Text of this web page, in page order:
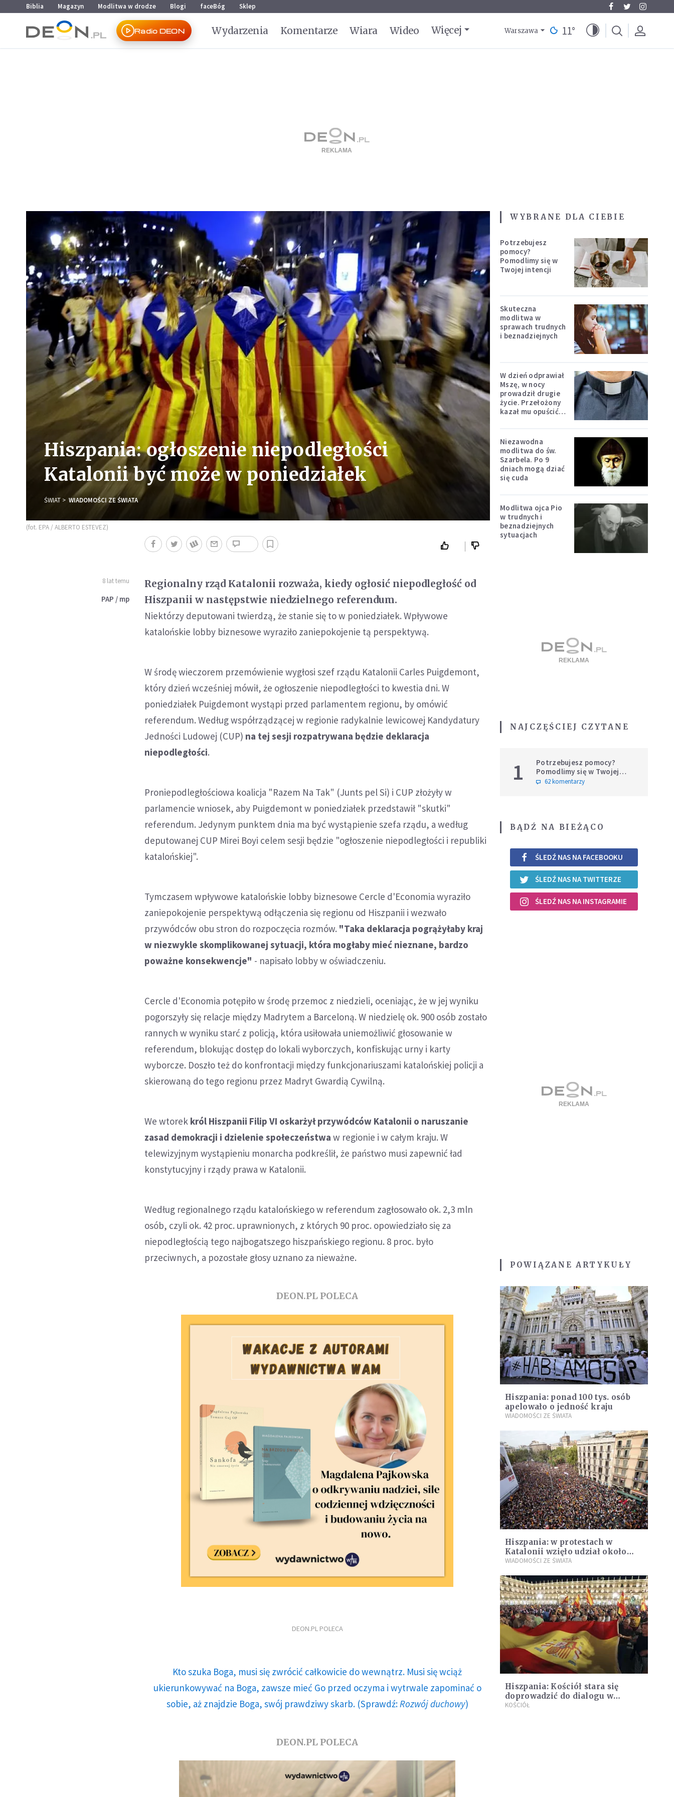
Przejdź do menu głównego
Przejdź do treści
Biblia Magazyn Modlitwa w drodze Blogi faceBóg Sklep
Radio DEON Wydarzenia Komentarze Wiara Wideo Więcej Warszawa 11°
Hiszpania: ogłoszenie niepodległości
Katalonii być może w poniedziałek
ŚWIAT WIADOMOŚCI ZE ŚWIATA
(fot. EPA / ALBERTO ESTEVEZ)
8 lat temu
PAP / mp
Regionalny rząd Katalonii rozważa, kiedy ogłosić niepodległość od
Hiszpanii w następstwie niedzielnego referendum.
Niektórzy deputowani twierdzą, że stanie się to w poniedziałek. Wpływowe
katalońskie lobby biznesowe wyraziło zaniepokojenie tą perspektywą.
W środę wieczorem przemówienie wygłosi szef rządu Katalonii Carles Puigdemont,
który dzień wcześniej mówił, że ogłoszenie niepodległości to kwestia dni. W
poniedziałek Puigdemont wystąpi przed parlamentem regionu, by omówić
referendum. Według współrządzącej w regionie radykalnie lewicowej Kandydatury
Jedności Ludowej (CUP) na tej sesji rozpatrywana będzie deklaracja
niepodległości.
Proniepodległościowa koalicja "Razem Na Tak" (Junts pel Si) i CUP złożyły w
parlamencie wniosek, aby Puigdemont w poniedziałek przedstawił "skutki"
referendum. Jedynym punktem dnia ma być wystąpienie szefa rządu, a według
deputowanej CUP Mirei Boyi celem sesji będzie "ogłoszenie niepodległości i republiki
katalońskiej".
Tymczasem wpływowe katalońskie lobby biznesowe Cercle d'Economia wyraziło
zaniepokojenie perspektywą odłączenia się regionu od Hiszpanii i wezwało
przywódców obu stron do rozpoczęcia rozmów. "Taka deklaracja pogrążyłaby kraj
w niezwykle skomplikowanej sytuacji, która mogłaby mieć nieznane, bardzo
poważne konsekwencje" - napisało lobby w oświadczeniu.
Cercle d'Economia potępiło w środę przemoc z niedzieli, oceniając, że w jej wyniku
pogorszyły się relacje między Madrytem a Barceloną. W niedzielę ok. 900 osób zostało
rannych w wyniku starć z policją, która usiłowała uniemożliwić głosowanie w
referendum, blokując dostęp do lokali wyborczych, konfiskując urny i karty
wyborcze. Doszło też do konfrontacji między funkcjonariuszami katalońskiej policji a
skierowaną do tego regionu przez Madryt Gwardią Cywilną.
We wtorek król Hiszpanii Filip VI oskarżył przywódców Katalonii o naruszanie
zasad demokracji i dzielenie społeczeństwa w regionie i w całym kraju. W
telewizyjnym wystąpieniu monarcha podkreślił, że państwo musi zapewnić ład
konstytucyjny i rządy prawa w Katalonii.
Według regionalnego rządu katalońskiego w referendum zagłosowało ok. 2,3 mln
osób, czyli ok. 42 proc. uprawnionych, z których 90 proc. opowiedziało się za
niepodległością tego najbogatszego hiszpańskiego regionu. 8 proc. było
przeciwnych, a pozostałe głosy uznano za nieważne.
DEON.PL POLECA
DEON.PL POLECA
Kto szuka Boga, musi się zwrócić całkowicie do wewnątrz. Musi się wciąż
ukierunkowywać na Boga, zawsze mieć Go przed oczyma i wytrwale zapominać o
sobie, aż znajdzie Boga, swój prawdziwy skarb. (Sprawdź: Rozwój duchowy)
DEON.PL POLECA
WYBRANE DLA CIEBIE
Potrzebujesz
pomocy?
Pomodlimy się w
Twojej intencji
Skuteczna
modlitwa w
sprawach trudnych
i beznadziejnych
W dzień odprawiał
Mszę, w nocy
prowadził drugie
życie. Przełożony
kazał mu opuścić
Niezawodna
modlitwa do św.
Szarbela. Po 9
dniach mogą dziać
się cuda
Modlitwa ojca Pio
w trudnych i
beznadziejnych
sytuacjach
NAJCZĘŚCIEJ CZYTANE
1
Potrzebujesz pomocy?
Pomodlimy się w Twojej
intencji
62 komentarzy
BĄDŹ NA BIEŻĄCO
ŚLEDŹ NAS NA FACEBOOKU
ŚLEDŹ NAS NA TWITTERZE
ŚLEDŹ NAS NA INSTAGRAMIE
POWIĄZANE ARTYKUŁY
Hiszpania: ponad 100 tys. osób
apelowało o jedność kraju
WIADOMOŚCI ZE ŚWIATA
Hiszpania: w protestach w
Katalonii wzięło udział około
900 tys. osób
WIADOMOŚCI ZE ŚWIATA
Hiszpania: Kościół stara się
doprowadzić do dialogu w
sprawie Katalonii
KOŚCIÓŁ